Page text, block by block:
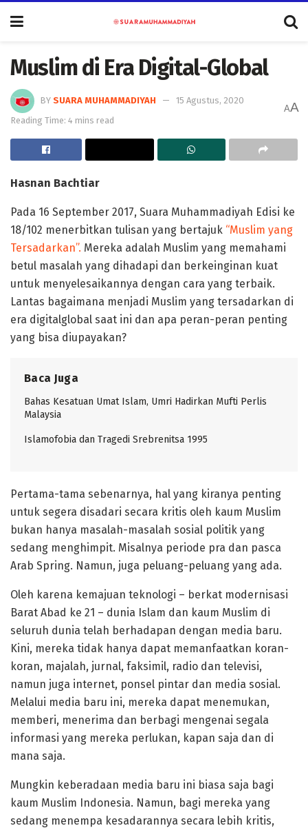
Muslim di Era Digital-Global
BY SUARA MUHAMMADIYAH
15 Agustus, 2020
Reading Time: 4 mins read
AA
Hasnan Bachtiar
Pada 16 September 2017, Suara Muhammadiyah Edisi ke
18/102 menerbitkan tulisan yang bertajuk “Muslim yang
Tersadarkan”. Mereka adalah Muslim yang memahami
betul masalah yang dihadapi dan berkeinginan kuat
untuk menyelesaikannya dengan cara yang terbaik.
Lantas bagaimana menjadi Muslim yang tersadarkan di
era digitalglobal saat ini dan apa peran-peran penting
yang bisa diupayakan?
Baca Juga
Bahas Kesatuan Umat Islam, Umri Hadirkan Mufti Perlis
Malaysia
Islamofobia dan Tragedi Srebrenitsa 1995
Pertama-tama sebenarnya, hal yang kiranya penting
untuk segera disadari secara kritis oleh kaum Muslim
bukan hanya masalah-masalah sosial politik yang
sedang menghimpit. Misalnya periode pra dan pasca
Arab Spring. Namun, juga peluang-peluang yang ada.
Oleh karena kemajuan teknologi – berkat modernisasi
Barat Abad ke 21 – dunia Islam dan kaum Muslim di
seluruh dunia telah berhadapan dengan media baru.
Kini, mereka tidak hanya dapat memanfaatkan koran-
koran, majalah, jurnal, faksimil, radio dan televisi,
namun juga internet, ponsel pintar dan media sosial.
Melalui media baru ini, mereka dapat menemukan,
memberi, menerima dan berbagi mengenai segala
informasi yang mereka perlukan, kapan saja dan di
mana saja.
Mungkin keberadaan media baru ini biasa saja bagi
kaum Muslim Indonesia. Namun, bagi mereka yang
sedang menempa kesadarannya secara lebih kritis,